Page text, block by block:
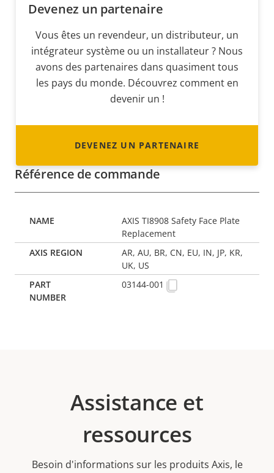
Devenez un partenaire
Vous êtes un revendeur, un distributeur, un
intégrateur système ou un installateur ? Nous
avons des partenaires dans quasiment tous
les pays du monde. Découvrez comment en
devenir un !
DEVENEZ UN PARTENAIRE
Référence de commande
AXIS TI8908 Safety Face Plate
Replacement
AR, AU, BR, CN, EU, IN, JP, KR,
UK, US
03144-001
Assistance et
ressources
Besoin d'informations sur les produits Axis, le